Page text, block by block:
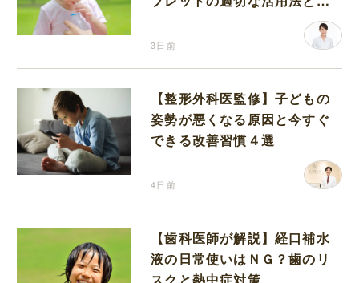
3日前
【整形外科医監修】子どもの
姿勢が悪くなる原因と今すぐ
できる改善習慣４選
4日前
【歯科医師が解説】経口補水
液の日常使いはＮＧ？歯のリ